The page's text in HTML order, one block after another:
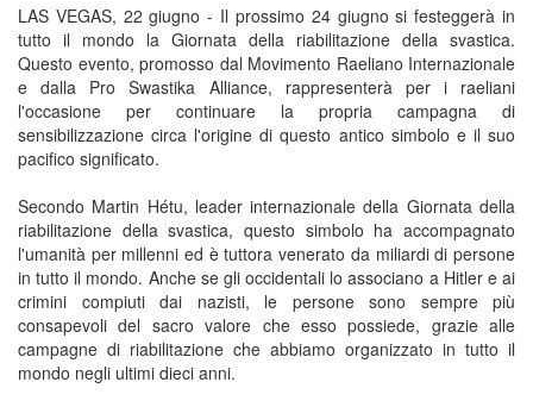
LAS VEGAS, 22 giugno - Il prossimo 24 giugno si festeggerà in
tutto il mondo la Giornata della riabilitazione della svastica.
Questo evento, promosso dal Movimento Raeliano Internazionale
e dalla Pro Swastika Alliance, rappresenterà per i raeliani
l'occasione per continuare la propria campagna di
sensibilizzazione circa l'origine di questo antico simbolo e il suo
pacifico significato.
Secondo Martin Hétu, leader internazionale della Giornata della
riabilitazione della svastica, questo simbolo ha accompagnato
l'umanità per millenni ed è tuttora venerato da miliardi di persone
in tutto il mondo. Anche se gli occidentali lo associano a Hitler e ai
crimini compiuti dai nazisti, le persone sono sempre più
consapevoli del sacro valore che esso possiede, grazie alle
campagne di riabilitazione che abbiamo organizzato in tutto il
mondo negli ultimi dieci anni.